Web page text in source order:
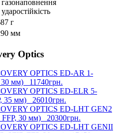
газонаповнення
ударостійкість
г
мм
Optics
OPTICS ED-AR 1-
30 мм) 11740грн.
OPTICS ED-ELR 5-
35 мм) 26010грн.
OPTICS ED-LHT GEN2
FFP, 30 мм) 20300грн.
OPTICS ED-LHT GENII